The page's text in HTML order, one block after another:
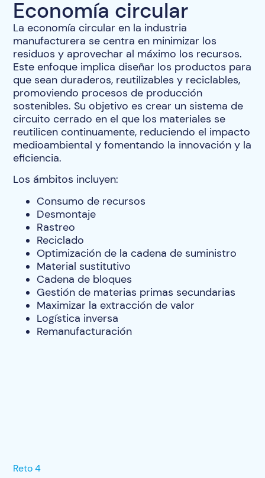
Economía circular
La economía circular en la industria
manufacturera se centra en minimizar los
residuos y aprovechar al máximo los recursos.
Este enfoque implica diseñar los productos para
que sean duraderos, reutilizables y reciclables,
promoviendo procesos de producción
sostenibles. Su objetivo es crear un sistema de
circuito cerrado en el que los materiales se
reutilicen continuamente, reduciendo el impacto
medioambiental y fomentando la innovación y la
eficiencia.
Los ámbitos incluyen:
Consumo de recursos
Desmontaje
Rastreo
Reciclado
Optimización de la cadena de suministro
Material sustitutivo
Cadena de bloques
Gestión de materias primas secundarias
Maximizar la extracción de valor
Logística inversa
Remanufacturación
Reto 4